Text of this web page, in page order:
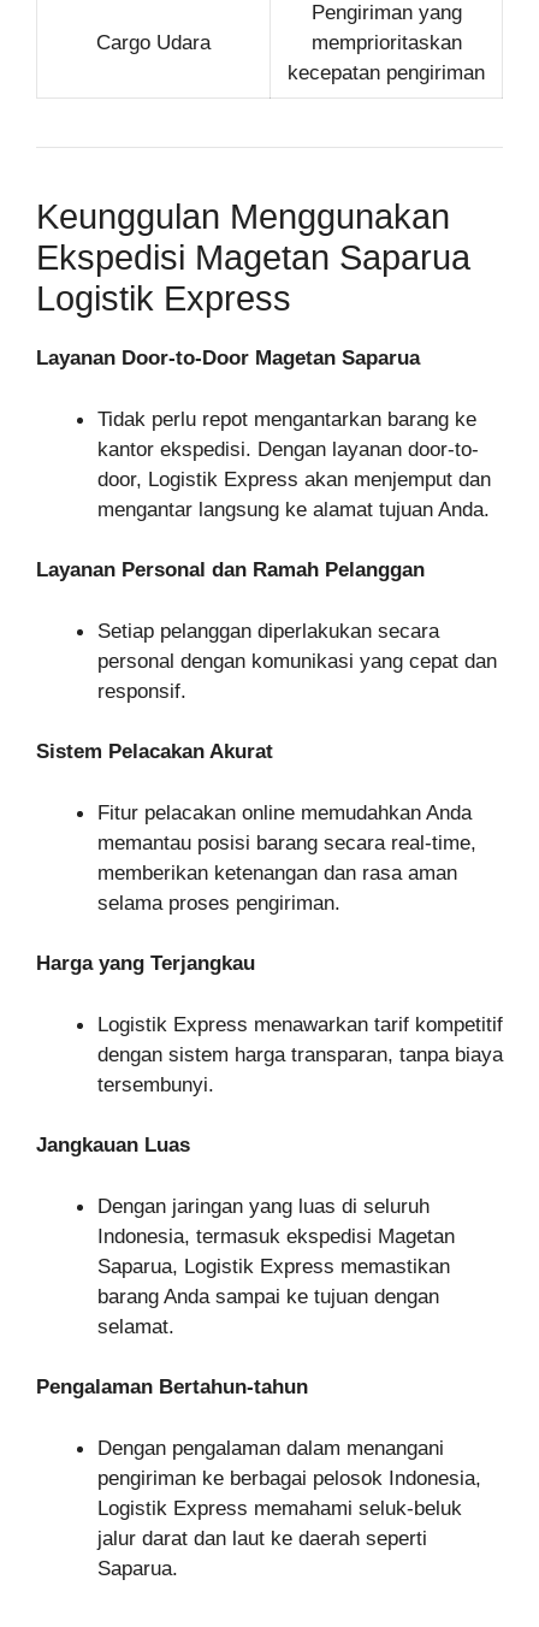
Cargo Udara
Pengiriman yang
memprioritaskan
kecepatan pengiriman
Keunggulan Menggunakan
Ekspedisi Magetan Saparua
Logistik Express
Layanan Door-to-Door Magetan Saparua
Tidak perlu repot mengantarkan barang ke
kantor ekspedisi. Dengan layanan door-to-
door, Logistik Express akan menjemput dan
mengantar langsung ke alamat tujuan Anda.
Layanan Personal dan Ramah Pelanggan
Setiap pelanggan diperlakukan secara
personal dengan komunikasi yang cepat dan
responsif.
Sistem Pelacakan Akurat
Fitur pelacakan online memudahkan Anda
memantau posisi barang secara real-time,
memberikan ketenangan dan rasa aman
selama proses pengiriman.
Harga yang Terjangkau
Logistik Express menawarkan tarif kompetitif
dengan sistem harga transparan, tanpa biaya
tersembunyi.
Jangkauan Luas
Dengan jaringan yang luas di seluruh
Indonesia, termasuk ekspedisi Magetan
Saparua, Logistik Express memastikan
barang Anda sampai ke tujuan dengan
selamat.
Pengalaman Bertahun-tahun
Dengan pengalaman dalam menangani
pengiriman ke berbagai pelosok Indonesia,
Logistik Express memahami seluk-beluk
jalur darat dan laut ke daerah seperti
Saparua.